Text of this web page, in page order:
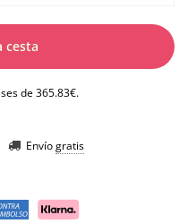
cesta
de 365.83€.
Envíogratis